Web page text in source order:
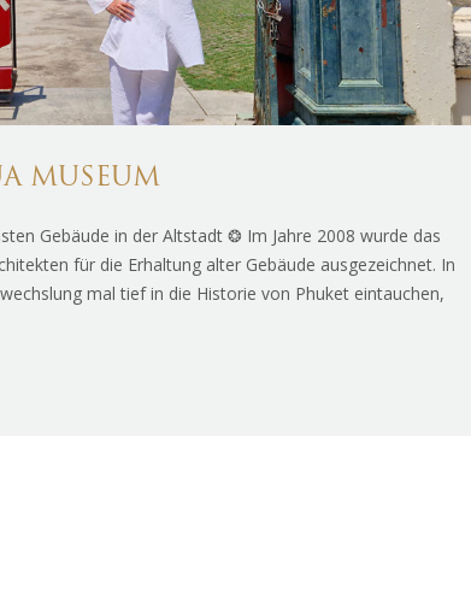
MUSEUM
Gebäude in der Altstadt ❂ Im Jahre 2008 wurde das
für die Erhaltung alter Gebäude ausgezeichnet. In
mal tief in die Historie von Phuket eintauchen,